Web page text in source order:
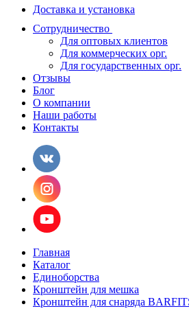
Доставка и установка
Сотрудничество
Для оптовых клиентов
Для коммерческих орг.
Для государственных орг.
Отзывы
Блог
О компании
Наши работы
Контакты
Главная
Каталог
Единоборства
Кронштейн для мешка
Кронштейн для снаряда